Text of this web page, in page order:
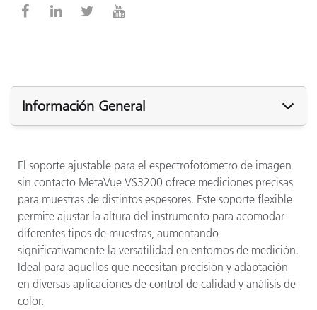
Información General
El soporte ajustable para el espectrofotómetro de imagen
sin contacto MetaVue VS3200 ofrece mediciones precisas
para muestras de distintos espesores. Este soporte flexible
permite ajustar la altura del instrumento para acomodar
diferentes tipos de muestras, aumentando
significativamente la versatilidad en entornos de medición.
Ideal para aquellos que necesitan precisión y adaptación
en diversas aplicaciones de control de calidad y análisis de
color.